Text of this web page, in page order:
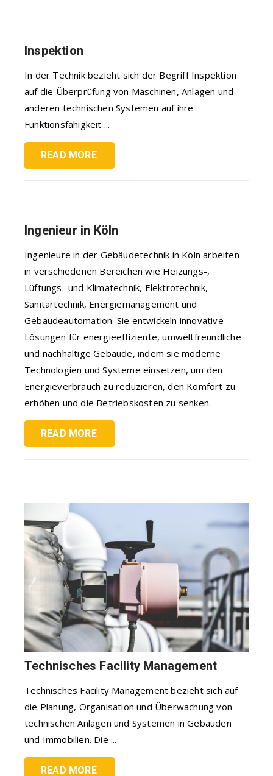
Inspektion
In der Technik bezieht sich der Begriff Inspektion
auf die Überprüfung von Maschinen, Anlagen und
anderen technischen Systemen auf ihre
Funktionsfähigkeit ...
READ MORE
Ingenieur in Köln
Ingenieure in der Gebäudetechnik in Köln arbeiten
in verschiedenen Bereichen wie Heizungs-,
Lüftungs- und Klimatechnik, Elektrotechnik,
Sanitärtechnik, Energiemanagement und
Gebäudeautomation. Sie entwickeln innovative
Lösungen für energieeffiziente, umweltfreundliche
und nachhaltige Gebäude, indem sie moderne
Technologien und Systeme einsetzen, um den
Energieverbrauch zu reduzieren, den Komfort zu
erhöhen und die Betriebskosten zu senken.
READ MORE
Technisches Facility Management
Technisches Facility Management bezieht sich auf
die Planung, Organisation und Überwachung von
technischen Anlagen und Systemen in Gebäuden
und Immobilien. Die ...
READ MORE